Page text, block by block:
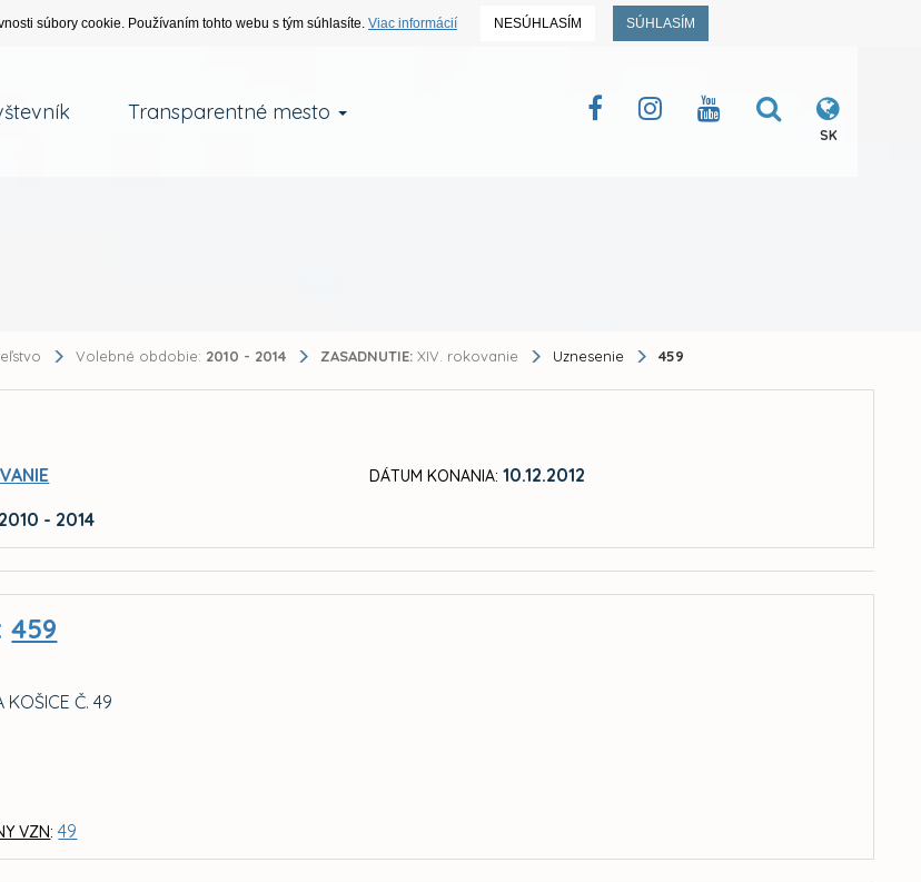
súbory cookie. Používaním tohto webu s tým súhlasíte. Viac informácií NESÚHLASÍM SÚHLASÍM
Transparentné mesto
SK
Volebné obdobie: 2010 - 2014 ZASADNUTIE: XIV. rokovanie Uznesenie 459
2010 - 2014
DÁTUM KONANIA: 10.12.2012
459
KOŠICE Č. 49
VZN: 49